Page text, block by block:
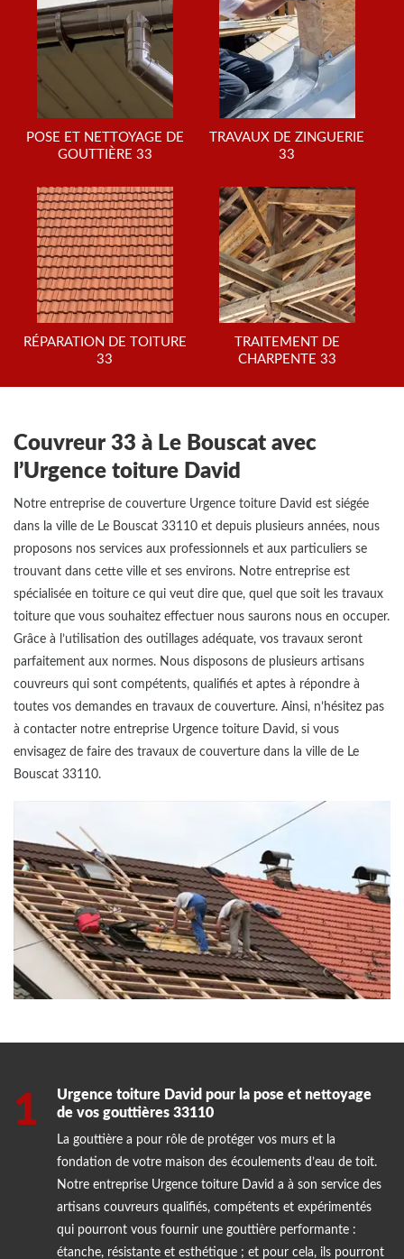
POSE ET NETTOYAGE DE
GOUTTIÈRE 33
TRAVAUX DE ZINGUERIE
33
RÉPARATION DE TOITURE
33
TRAITEMENT DE
CHARPENTE 33
Couvreur 33 à Le Bouscat avec
l’Urgence toiture David
Notre entreprise de couverture Urgence toiture David est siégée
dans la ville de Le Bouscat 33110 et depuis plusieurs années, nous
proposons nos services aux professionnels et aux particuliers se
trouvant dans cette ville et ses environs. Notre entreprise est
spécialisée en toiture ce qui veut dire que, quel que soit les travaux
toiture que vous souhaitez effectuer nous saurons nous en occuper.
Grâce à l’utilisation des outillages adéquate, vos travaux seront
parfaitement aux normes. Nous disposons de plusieurs artisans
couvreurs qui sont compétents, qualifiés et aptes à répondre à
toutes vos demandes en travaux de couverture. Ainsi, n’hésitez pas
à contacter notre entreprise Urgence toiture David, si vous
envisagez de faire des travaux de couverture dans la ville de Le
Bouscat 33110.
1
Urgence toiture David pour la pose et nettoyage
de vos gouttières 33110
La gouttière a pour rôle de protéger vos murs et la
fondation de votre maison des écoulements d’eau de toit.
Notre entreprise Urgence toiture David a à son service des
artisans couvreurs qualifiés, compétents et expérimentés
qui pourront vous fournir une gouttière performante :
étanche, résistante et esthétique ; et pour cela, ils pourront